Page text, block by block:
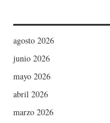
agosto 2026
junio 2026
mayo 2026
abril 2026
marzo 2026